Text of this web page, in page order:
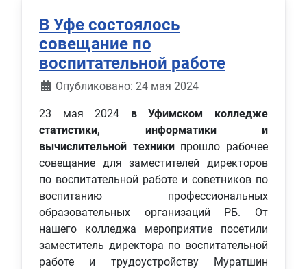
В Уфе состоялось
совещание по
воспитательной работе
Информация о материале
Опубликовано: 24 мая 2024
23 мая 2024 в Уфимском колледже
статистики, информатики и
вычислительной техникипрошло рабочее
совещание для заместителей директоров
по воспитательной работе и советников по
воспитанию профессиональных
образовательных организаций РБ. От
нашего колледжа мероприятие посетили
заместитель директора по воспитательной
работе и трудоустройству Муратшин